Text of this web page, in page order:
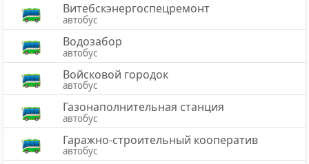
Витебскэнергоспецремонт
автобус
Водозабор
автобус
Войсковой городок
автобус
Газонаполнительная станция
автобус
Гаражно-строительный кооператив
автобус